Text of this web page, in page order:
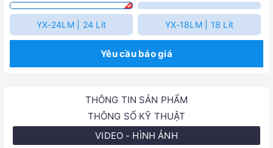
YX-24LM | 24 Lít YX-18LM | 18 Lít
Yêu cầu báo giá
THÔNG TIN SẢN PHẨM
THÔNG SỐ KỸ THUẬT
VIDEO - HÌNH ẢNH